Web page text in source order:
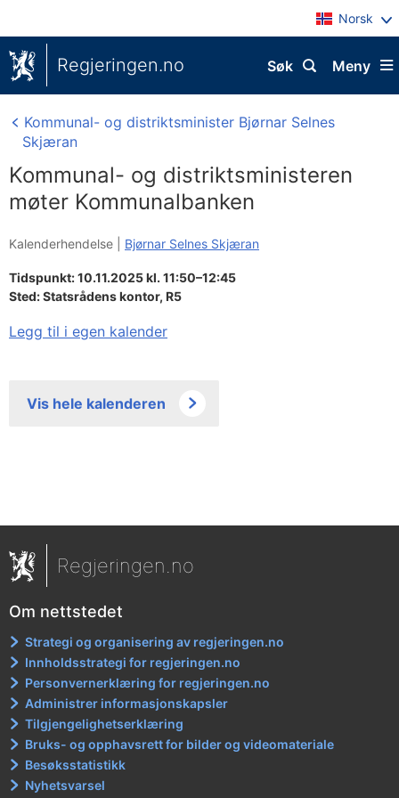
Norsk
Regjeringen.no Meny
Søk
Kommunal- og distriktsminister Bjørnar Selnes
Skjæran
Kommunal- og distriktsministeren
møter Kommunalbanken
Kalenderhendelse | Bjørnar Selnes Skjæran
Tidspunkt: 10.11.2025 kl. 11:50–12:45
Sted:Statsrådens kontor, R5
Legg til i egen kalender
Vis hele kalenderen
Regjeringen.no
Om nettstedet
Strategi og organisering av regjeringen.no
Innholdsstrategi for regjeringen.no
Personvernerklæring for regjeringen.no
Administrer informasjonskapsler
Tilgjengelighetserklæring
Bruks- og opphavsrett for bilder og videomateriale
Besøksstatistikk
Nyhetsvarsel